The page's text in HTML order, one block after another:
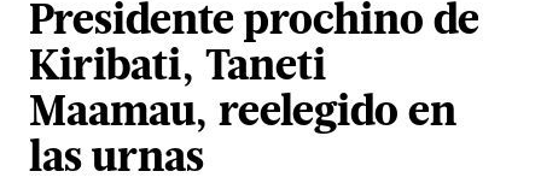
Presidente prochino de
Kiribati, Taneti
Maamau, reelegido en
las urnas